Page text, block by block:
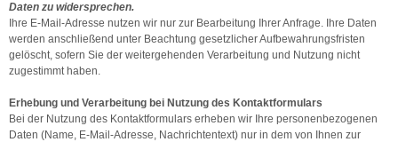
Daten zu widersprechen.
Ihre E-Mail-Adresse nutzen wir nur zur Bearbeitung Ihrer Anfrage. Ihre Daten
werden anschließend unter Beachtung gesetzlicher Aufbewahrungsfristen
gelöscht, sofern Sie der weitergehenden Verarbeitung und Nutzung nicht
zugestimmt haben.
Erhebung und Verarbeitung bei Nutzung des Kontaktformulars
Bei der Nutzung des Kontaktformulars erheben wir Ihre personenbezogenen
Daten (Name, E-Mail-Adresse, Nachrichtentext) nur in dem von Ihnen zur